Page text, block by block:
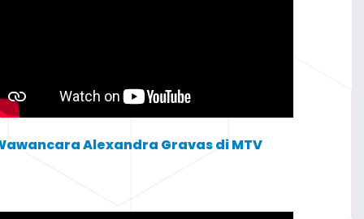
Alexandra Gravas di MTV